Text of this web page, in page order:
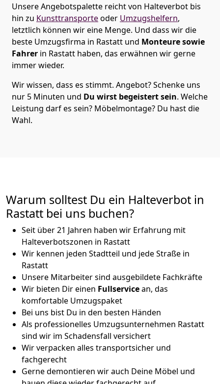
Unsere Angebotspalette reicht von Halteverbot bis
hin zu Kunsttransporteoder Umzugshelfern,
letztlich können wir eine Menge. Und dass wir die
beste Umzugsfirma in Rastatt und Monteure sowie
Fahrer in Rastatt haben, das erwähnen wir gerne
immer wieder.
Wir wissen, dass es stimmt. Angebot? Schenke uns
nur 5 Minuten und Du wirst begeistert sein. Welche
Leistung darf es sein? Möbelmontage? Du hast die
Wahl.
Warum solltest Du ein Halteverbot in
Rastatt bei uns buchen?
Seit über 21 Jahren haben wir Erfahrung mit
Halteverbotszonen in Rastatt
Wir kennen jeden Stadtteil und jede Straße in
Rastatt
Unsere Mitarbeiter sind ausgebildete Fachkräfte
Wir bieten Dir einen Fullservicean, das
komfortable Umzugspaket
Bei uns bist Du in den besten Händen
Als professionelles Umzugsunternehmen Rastatt
sind wir im Schadensfall versichert
Wir verpacken alles transportsicher und
fachgerecht
Gerne demontieren wir auch Deine Möbel und